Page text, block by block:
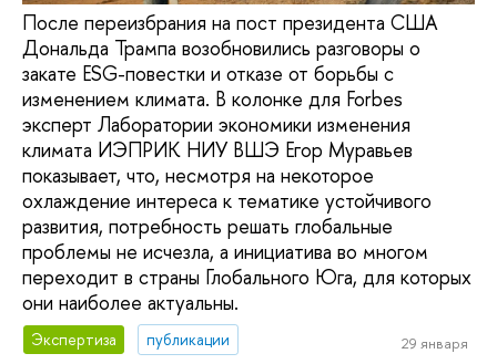
После переизбрания на пост президента США
Дональда Трампа возобновились разговоры о
закате ESG-повестки и отказе от борьбы с
изменением климата. В колонке для Forbes
эксперт Лаборатории экономики изменения
климата ИЭПРИК НИУ ВШЭ Егор Муравьев
показывает, что, несмотря на некоторое
охлаждение интереса к тематике устойчивого
развития, потребность решать глобальные
проблемы не исчезла, а инициатива во многом
переходит в страны Глобального Юга, для которых
они наиболее актуальны.
Экспертиза публикации 29 января